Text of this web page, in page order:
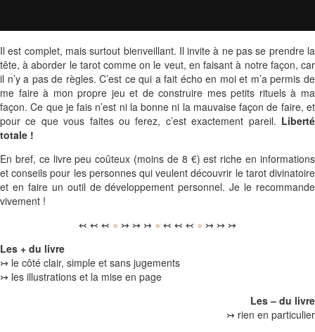
Il est complet, mais surtout bienveillant. Il invite à ne pas se prendre la
tête, à aborder le tarot comme on le veut, en faisant à notre façon, car
il n’y a pas de règles. C’est ce qui a fait écho en moi et m’a permis de
me faire à mon propre jeu et de construire mes petits rituels à ma
façon. Ce que je fais n’est ni la bonne ni la mauvaise façon de faire, et
pour ce que vous faites ou ferez, c’est exactement pareil. Liberté
totale !
En bref, ce livre peu coûteux (moins de 8 €) est riche en informations
et conseils pour les personnes qui veulent découvrir le tarot divinatoire
et en faire un outil de développement personnel. Je le recommande
vivement !
↢ ↢ ↢ ● ↣ ↣ ↣ ● ↢ ↢ ↢ ● ↣ ↣ ↣
Les + du livre
↣ le côté clair, simple et sans jugements
↣ les illustrations et la mise en page
Les – du livre
↣ rien en particulier